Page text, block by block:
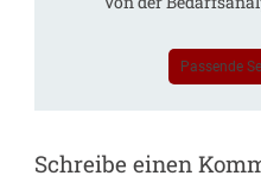
Passende
Schreibe einen